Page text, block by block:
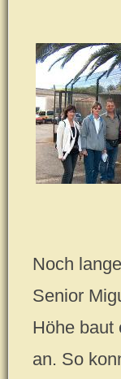
Noch
Senior
Höhe baut
an. So